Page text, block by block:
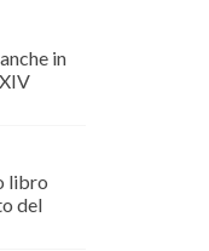
in
libro
del